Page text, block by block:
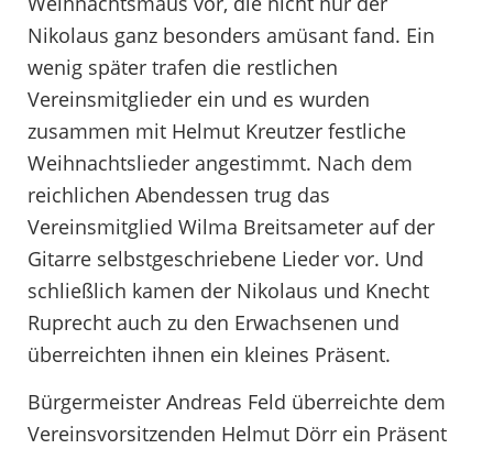
Nikolaus ganz besonders amüsant fand. Ein
wenig später trafen die restlichen
Vereinsmitglieder ein und es wurden
zusammen mit Helmut Kreutzer festliche
Weihnachtslieder angestimmt. Nach dem
reichlichen Abendessen trug das
Vereinsmitglied Wilma Breitsameter auf der
Gitarre selbstgeschriebene Lieder vor. Und
schließlich kamen der Nikolaus und Knecht
Ruprecht auch zu den Erwachsenen und
überreichten ihnen ein kleines Präsent.
Bürgermeister Andreas Feld überreichte dem
Vereinsvorsitzenden Helmut Dörr ein Präsent